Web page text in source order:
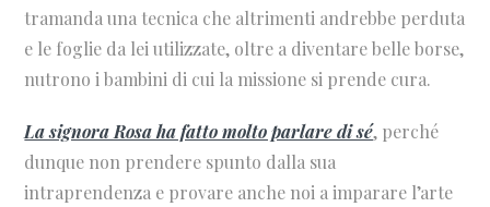
tramanda una tecnica che altrimenti andrebbe perduta
e le foglie da lei utilizzate, oltre a diventare belle borse,
nutrono i bambini di cui la missione si prende cura.
La signora Rosa ha fatto molto parlare di sé, perché
dunque non prendere spunto dalla sua
intraprendenza e provare anche noi a imparare l’arte